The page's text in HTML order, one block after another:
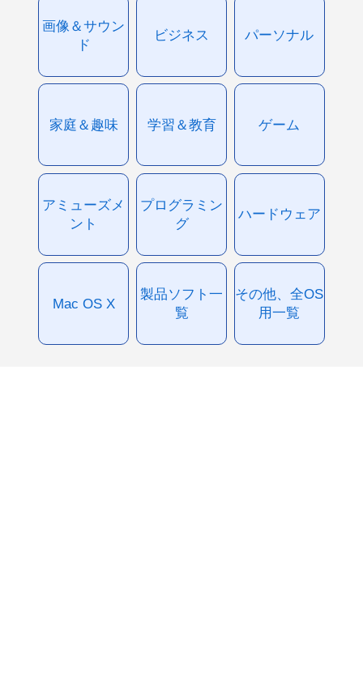
画像＆サウン
ド
ビジネス パーソナル
家庭＆趣味 学習＆教育 ゲーム
アミューズメ
ント
プログラミン
グ
ハードウェア
Mac OS X
製品ソフト一
覧
その他、全OS
用一覧